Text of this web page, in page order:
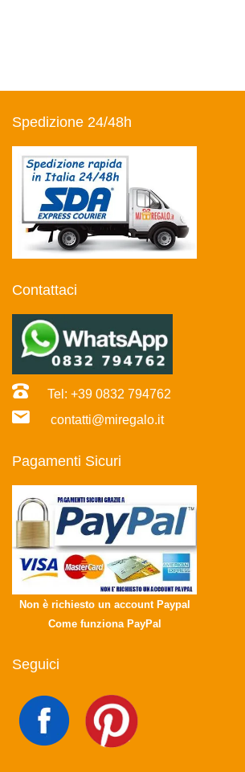
Spedizione 24/48h
Contattaci
Tel: +39 0832 794762
contatti@miregalo.it
Pagamenti Sicuri
Non è richiesto un account Paypal
Come funziona PayPal
Seguici